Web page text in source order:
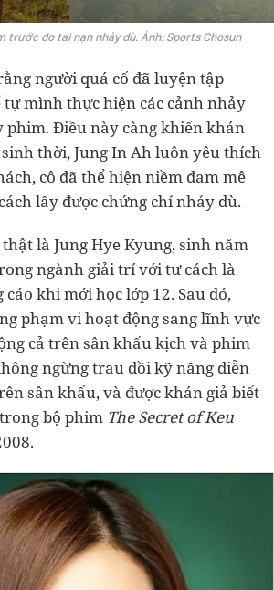
trước do tai nạn nhảy dù. Ảnh: Sports Chosun
người quá cố đã luyện tập
tự mình thực hiện các cảnh nhảy
phim. Điều này càng khiến khán
thời, Jung In Ah luôn yêu thích
cô đã thể hiện niềm đam mê
lấy được chứng chỉ nhảy dù.
là Jung Hye Kyung, sinh năm
ngành giải trí với tư cách là
khi mới học lớp 12. Sau đó,
phạm vi hoạt động sang lĩnh vực
cả trên sân khấu kịch và phim
ngừng trau dồi kỹ năng diễn
sân khấu, và được khán giả biết
bộ phim The Secret of Keu